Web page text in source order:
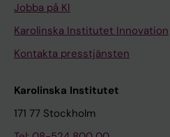
Jobba på KI
Karolinska Institutet Innovation
Kontakta presstjänsten
Karolinska Institutet
171 77 Stockholm